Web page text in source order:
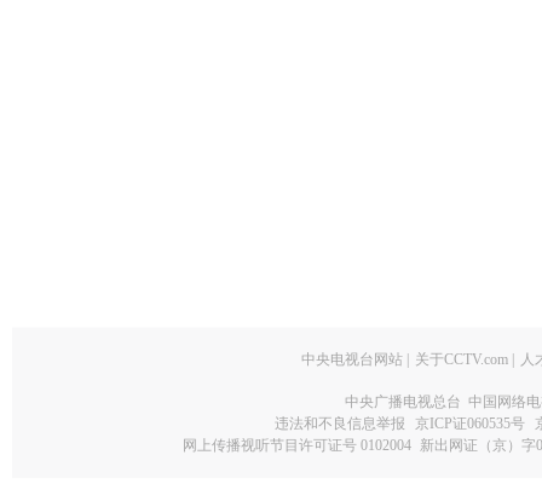
中央电视台网站 关于CCTV.com 人
中央广播电视总台 中国网络
违法和不良信息举报
京ICP证060535号
网上传播视听节目许可证号 0102004 新出网证（京）